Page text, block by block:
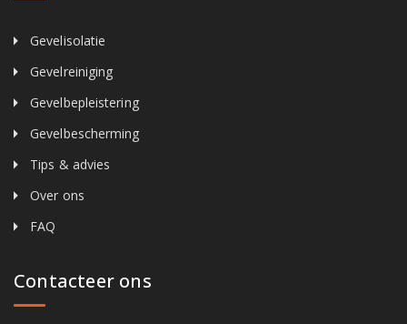
Gevelisolatie
Gevelreiniging
Gevelbepleistering
Gevelbescherming
Tips & advies
Over ons
FAQ
Contacteer ons